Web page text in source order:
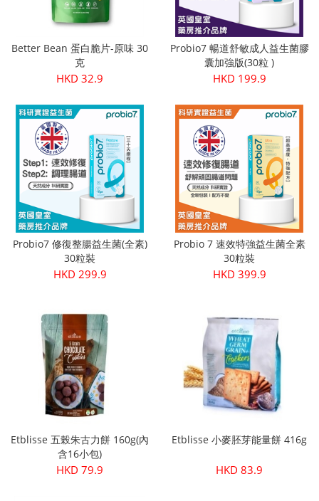
Better Bean 蛋白脆片-原味 30
克
HKD 32.9
Probio7 暢道舒敏成人益生菌膠
囊加強版(30粒 )
HKD 199.9
Probio7 修復整腸益生菌(全素)
30粒裝
HKD 299.9
Probio 7 速效特強益生菌全素
30粒裝
HKD 399.9
Etblisse 五榖朱古力餅 160g(內
含16小包)
HKD 79.9
Etblisse 小麥胚芽能量餅 416g
HKD 83.9